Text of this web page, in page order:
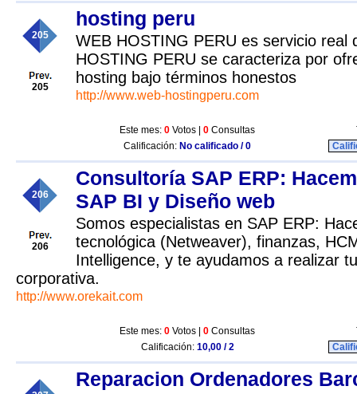
205
205
hosting peru
WEB HOSTING PERU es servicio real
HOSTING PERU se caracteriza por
hosting bajo términos honestos
http://www.web-hostingperu.com
Este mes: 0 Votos | 0 Consultas
Calificación: No calificado / 0
206
206
Consultoría SAP ERP:
SAP BI y Diseño web
Somos especialistas en SAP ERP:
tecnológica (Netweaver), finanzas,
Intelligence, y te ayudamos a realizar
corporativa.
http://www.orekait.com
Este mes: 0 Votos | 0 Consultas
Calificación: 10,00 / 2
Reparacion Ordenadores